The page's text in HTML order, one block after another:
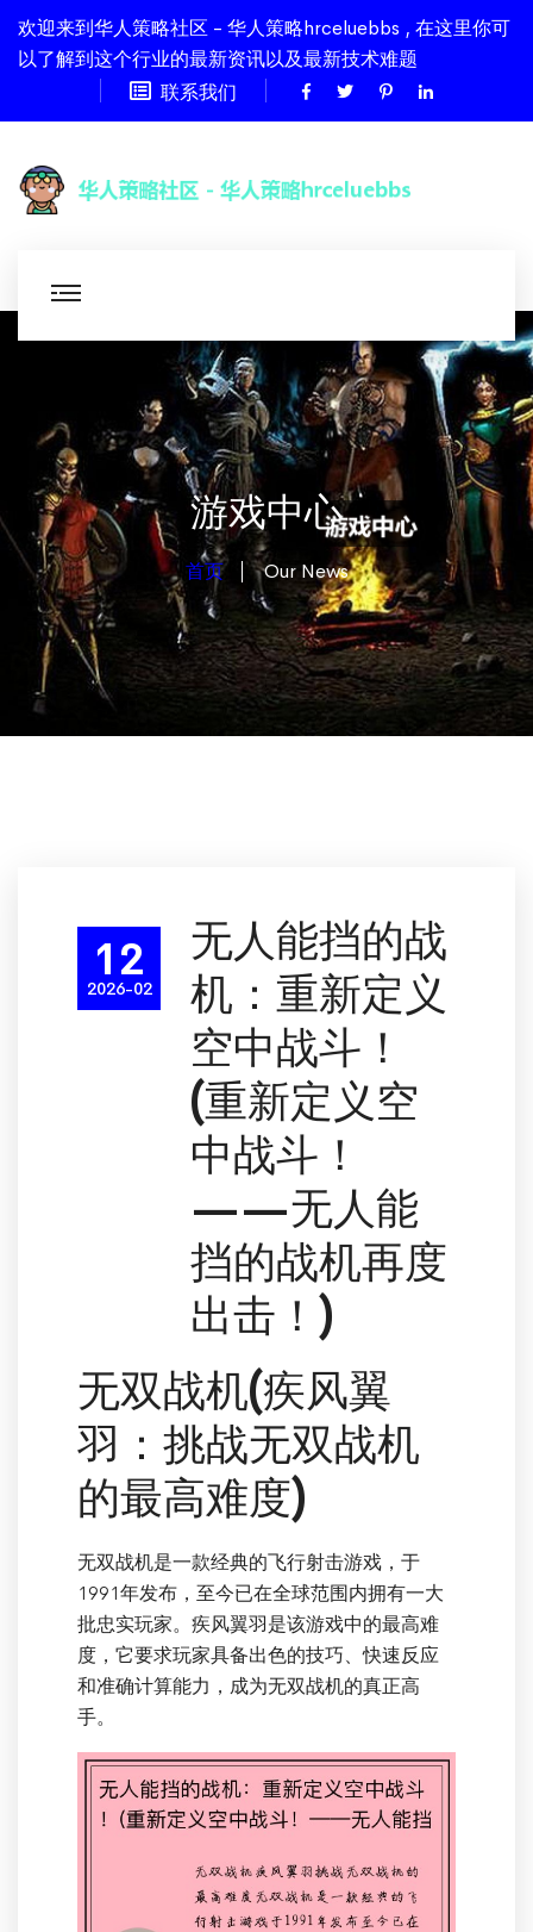
欢迎来到华人策略社区 - 华人策略hrceluebbs , 在这里你可
以了解到这个行业的最新资讯以及最新技术难题
联系我们
游戏中心
首页 Our News
12
2026-02
无人能挡的战
机：重新定义
空中战斗！
(重新定义空
中战斗！
——无人能
挡的战机再度
出击！)
无双战机(疾风翼
羽：挑战无双战机
的最高难度)
无双战机是一款经典的飞行射击游戏，于
1991年发布，至今已在全球范围内拥有一大
批忠实玩家。疾风翼羽是该游戏中的最高难
度，它要求玩家具备出色的技巧、快速反应
和准确计算能力，成为无双战机的真正高
手。